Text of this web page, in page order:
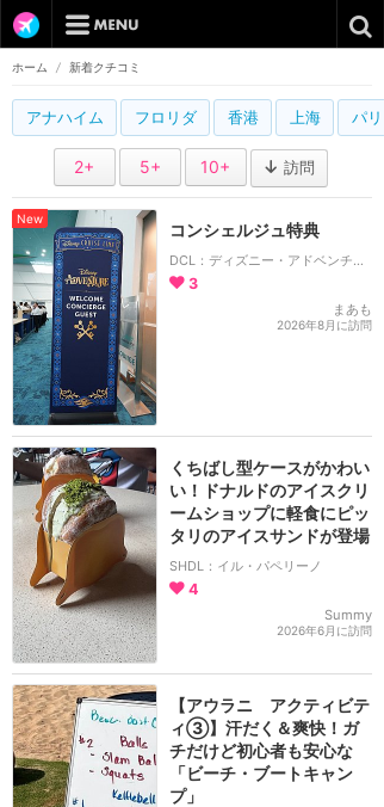
ホーム / 新着クチコミ
アナハイム フロリダ 香港 上海 パリ
2+ 5+ 10+ 訪問
New
コンシェルジュ特典
DCL：ディズニー・アドベンチャー号
3
まあも
2026年8月に訪問
くちばし型ケースがかわい
い！ドナルドのアイスクリ
ームショップに軽食にピッ
タリのアイスサンドが登場
SHDL：イル・パペリーノ
4
Summy
2026年6月に訪問
【アウラニ アクティビテ
ィ③】汗だく＆爽快！ガ
チだけど初心者も安心な
「ビーチ・ブートキャン
プ」